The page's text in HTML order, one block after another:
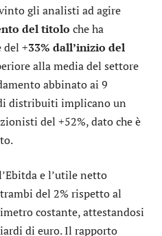
gli analisti ad agire
del titolo che ha
del +33% dall’inizio del
alla media del settore
abbinato ai 9
distribuiti implicano un
del +52%, dato che è
e l’utile netto
del 2% rispetto al
costante, attestandosi
di euro. Il rapporto